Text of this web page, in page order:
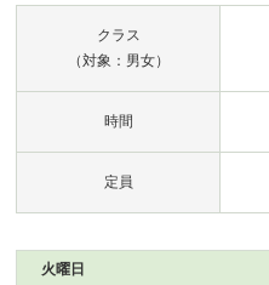
クラス
（対象：男女）
時間
定員
火曜日